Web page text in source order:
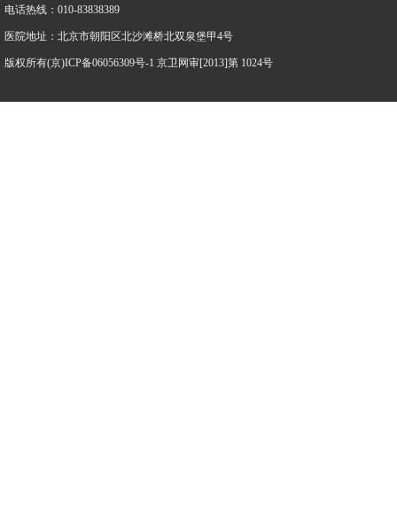
电话热线：010-83838389
医院地址：北京市朝阳区北沙滩桥北双泉堡甲4号
版权所有(京)ICP备06056309号-1 京卫网审[2013]第 1024号